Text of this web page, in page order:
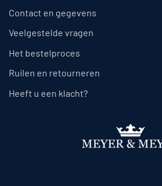
Contact en gegevens
Veelgestelde vragen
Het bestelproces
Ruilen en retourneren
Heeft u een klacht?